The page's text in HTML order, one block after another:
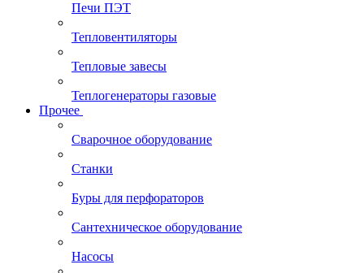
Печи ПЭТ
Тепловентиляторы
Тепловые завесы
Теплогенераторы газовые
Прочее
Сварочное оборудование
Станки
Буры для перфораторов
Сантехническое оборудование
Насосы